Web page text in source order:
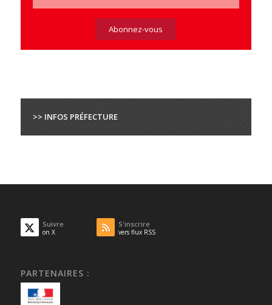
>> INFOS PRÉFECTURE
Suivre
on X
S'inscrire
vers flux RSS
PARTENAIRES :